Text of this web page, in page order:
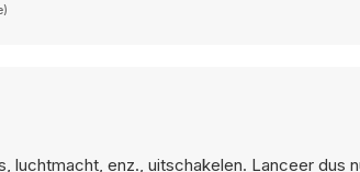
enz., uitschakelen. Lanceer dus